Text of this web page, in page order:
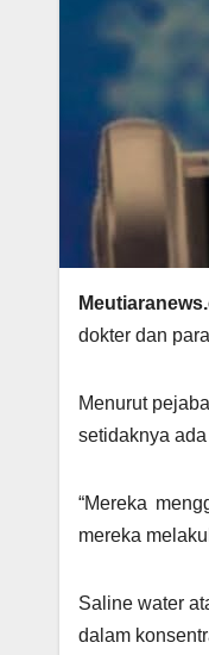
dokter dan
Menurut
setidaknya
“Mereka
mereka
Saline water
dalam